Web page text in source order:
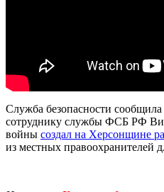
Служба безопасности
сотруднику службы ФСБ РФ
войны создал на Херсонщине
из местных правоохранителей